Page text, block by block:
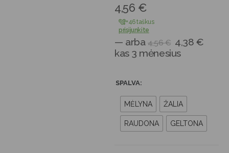
4,56 €
+46 taškus
prisijunkite
— arba 4,56€ 4,38 €
kas 3 mėnesius
SPALVA
MĖLYNA ŽALIA
RAUDONA GELTONA